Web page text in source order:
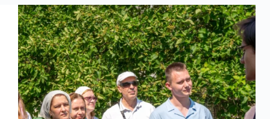
Пятидесятнице
в
КДС